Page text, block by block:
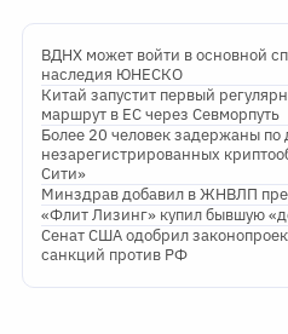
ВДНХ может войти в основной
наследия ЮНЕСКО
Китай запустит первый
маршрут в ЕС через Севморпуть
Более 20 человек задержаны по
незарегистрированных
Сити»
Минздрав добавил в ЖНВЛП
«Флит Лизинг» купил бывшую
Сенат США одобрил
санкций против РФ